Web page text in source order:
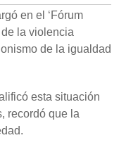
en el ‘Fórum
la violencia
de la igualdad
esta situación
recordó que la